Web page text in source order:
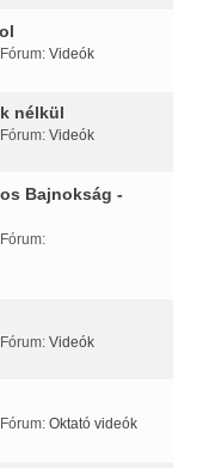
Videók
nélkül
Videók
Bajnokság -
Videók
Oktató videók